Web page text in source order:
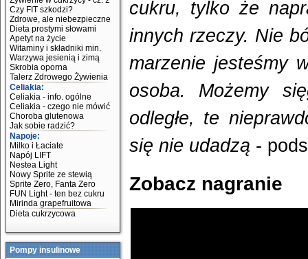
Czy FIT szkodzi?
Zdrowe, ale niebezpieczne
Dieta prostymi słowami
Apetyt na życie
Witaminy i składniki min.
Warzywa jesienią i zimą
Skrobia oporna
Talerz Zdrowego Żywienia
Celiakia:
Celiakia - info. ogólne
Celiakia - czego nie mówić
Choroba glutenowa
Jak sobie radzić?
Napoje:
Milko i Łaciate
Napój LIFT
Nestea Light
Nowy Sprite ze stewią
Sprite Zero, Fanta Zero
FUN Light - ten bez cukru
Mirinda grapefruitowa
Dieta cukrzycowa
Pompy insulinowe
cukru, tylko że
innych rzeczy. Nie
marzenie jesteśmy
osoba. Możemy
odległe, te
się nie udadzą -
Zobacz nagranie